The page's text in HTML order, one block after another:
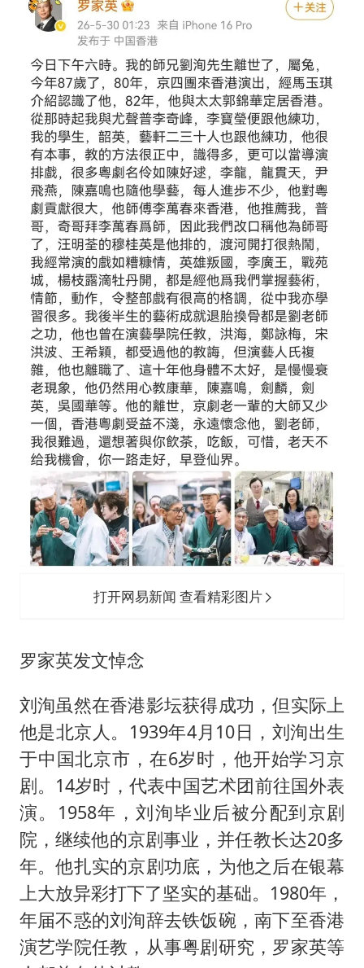
打开网易新闻 查看精彩图片
罗家英发文悼念
刘洵虽然在香港影坛获得成功，但实际上
他是北京人。1939年4月10日，刘洵出生
于中国北京市，在6岁时，他开始学习京
剧。14岁时，代表中国艺术团前往国外表
演。1958年，刘洵毕业后被分配到京剧
院，继续他的京剧事业，并任教长达20多
年。他扎实的京剧功底，为他之后在银幕
上大放异彩打下了坚实的基础。1980年，
年届不惑的刘洵辞去铁饭碗，南下至香港
演艺学院任教，从事粤剧研究，罗家英等